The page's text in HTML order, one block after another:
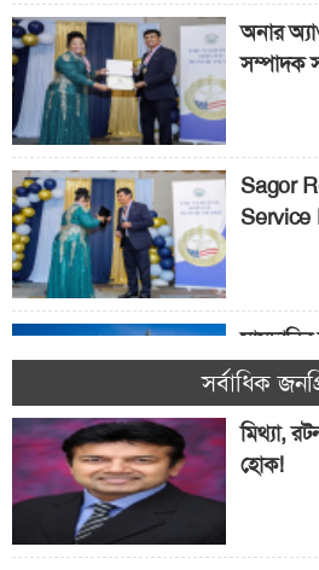
অনার
সম্পাদক
Sagor
Service
যাত্রী!
সর্বাধিক
মিথ্যা,
হোক!